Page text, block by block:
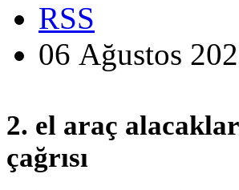
RSS
06 Ağustos
2. el araç
çağrısı